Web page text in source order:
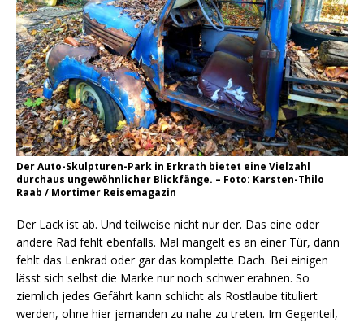
Der Auto-Skulpturen-Park in Erkrath bietet eine Vielzahl
durchaus ungewöhnlicher Blickfänge. – Foto: Karsten-Thilo
Raab / Mortimer Reisemagazin
Der Lack ist ab. Und teilweise nicht nur der. Das eine oder
andere Rad fehlt ebenfalls. Mal mangelt es an einer Tür, dann
fehlt das Lenkrad oder gar das komplette Dach. Bei einigen
lässt sich selbst die Marke nur noch schwer erahnen. So
ziemlich jedes Gefährt kann schlicht als Rostlaube tituliert
werden, ohne hier jemanden zu nahe zu treten. Im Gegenteil,